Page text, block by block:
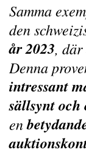
Samma
den
år 2023,
Denna
intressant
sällsynt
en